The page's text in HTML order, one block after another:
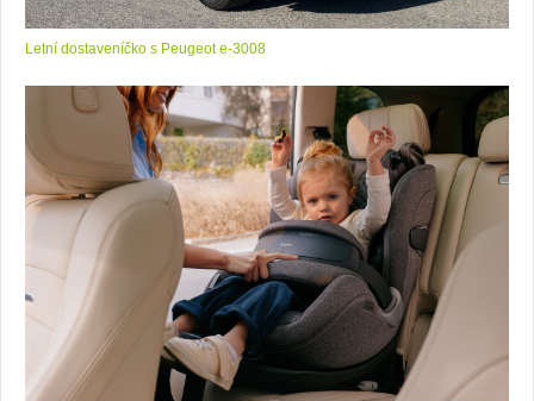
Letní dostaveníčko s Peugeot e-3008